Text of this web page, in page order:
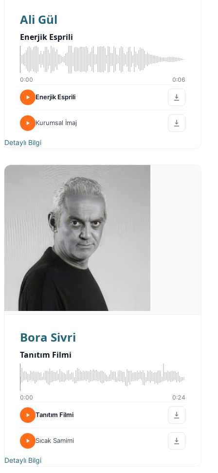
Ali Gül
Enerjik Esprili
0:00 0:06
Enerjik Esprili
Kurumsal İmaj
Detaylı Bilgi
Bora Sivri
Tanıtım Filmi
0:00 0:24
Tanıtım Filmi
Sıcak Samimi
Detaylı Bilgi